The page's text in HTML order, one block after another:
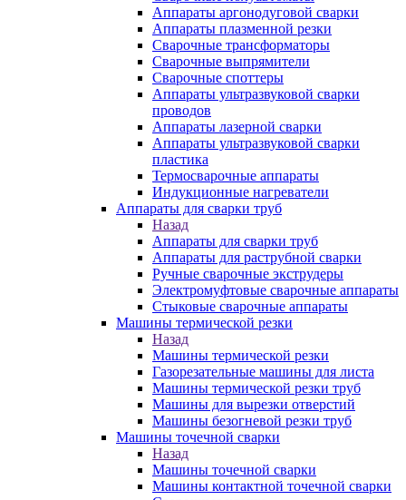
Аппараты аргонодуговой сварки
Аппараты плазменной резки
Сварочные трансформаторы
Сварочные выпрямители
Сварочные споттеры
Аппараты ультразвуковой сварки
проводов
Аппараты лазерной сварки
Аппараты ультразвуковой сварки
пластика
Термосварочные аппараты
Индукционные нагреватели
Аппараты для сварки труб
Назад
Аппараты для сварки труб
Аппараты для раструбной сварки
Ручные сварочные экструдеры
Электромуфтовые сварочные аппараты
Стыковые сварочные аппараты
Машины термической резки
Назад
Машины термической резки
Газорезательные машины для листа
Машины термической резки труб
Машины для вырезки отверстий
Машины безогневой резки труб
Машины точечной сварки
Назад
Машины точечной сварки
Машины контактной точечной сварки